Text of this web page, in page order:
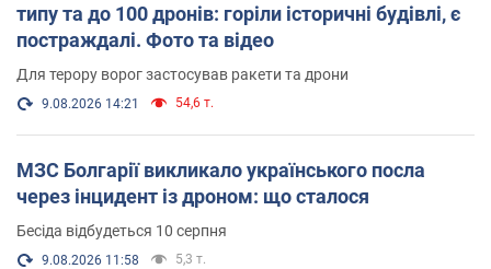
типу та до 100 дронів: горіли історичні будівлі, є
постраждалі. Фото та відео
Для терору ворог застосував ракети та дрони
9.08.2026 14:21 54,6 т.
МЗС Болгарії викликало українського посла
через інцидент із дроном: що сталося
Бесіда відбудеться 10 серпня
9.08.2026 11:58 5,3 т.